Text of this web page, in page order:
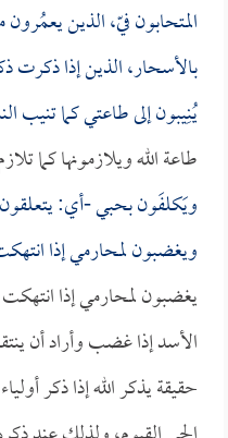
المتحابون فيّ، الذين
بالأسحار، الذين إذا ذكرت
يُنِيبون إلى طاعتي كما تنيب
طاعة الله ويلازمونها كما
ويَكلفَون بحبي -أي:
ويغضبون لمحارمي إذا
يغضبون لمحارمي إذا
الأسد إذا غضب وأراد أن
حقيقة يذكر الله إذا ذكر